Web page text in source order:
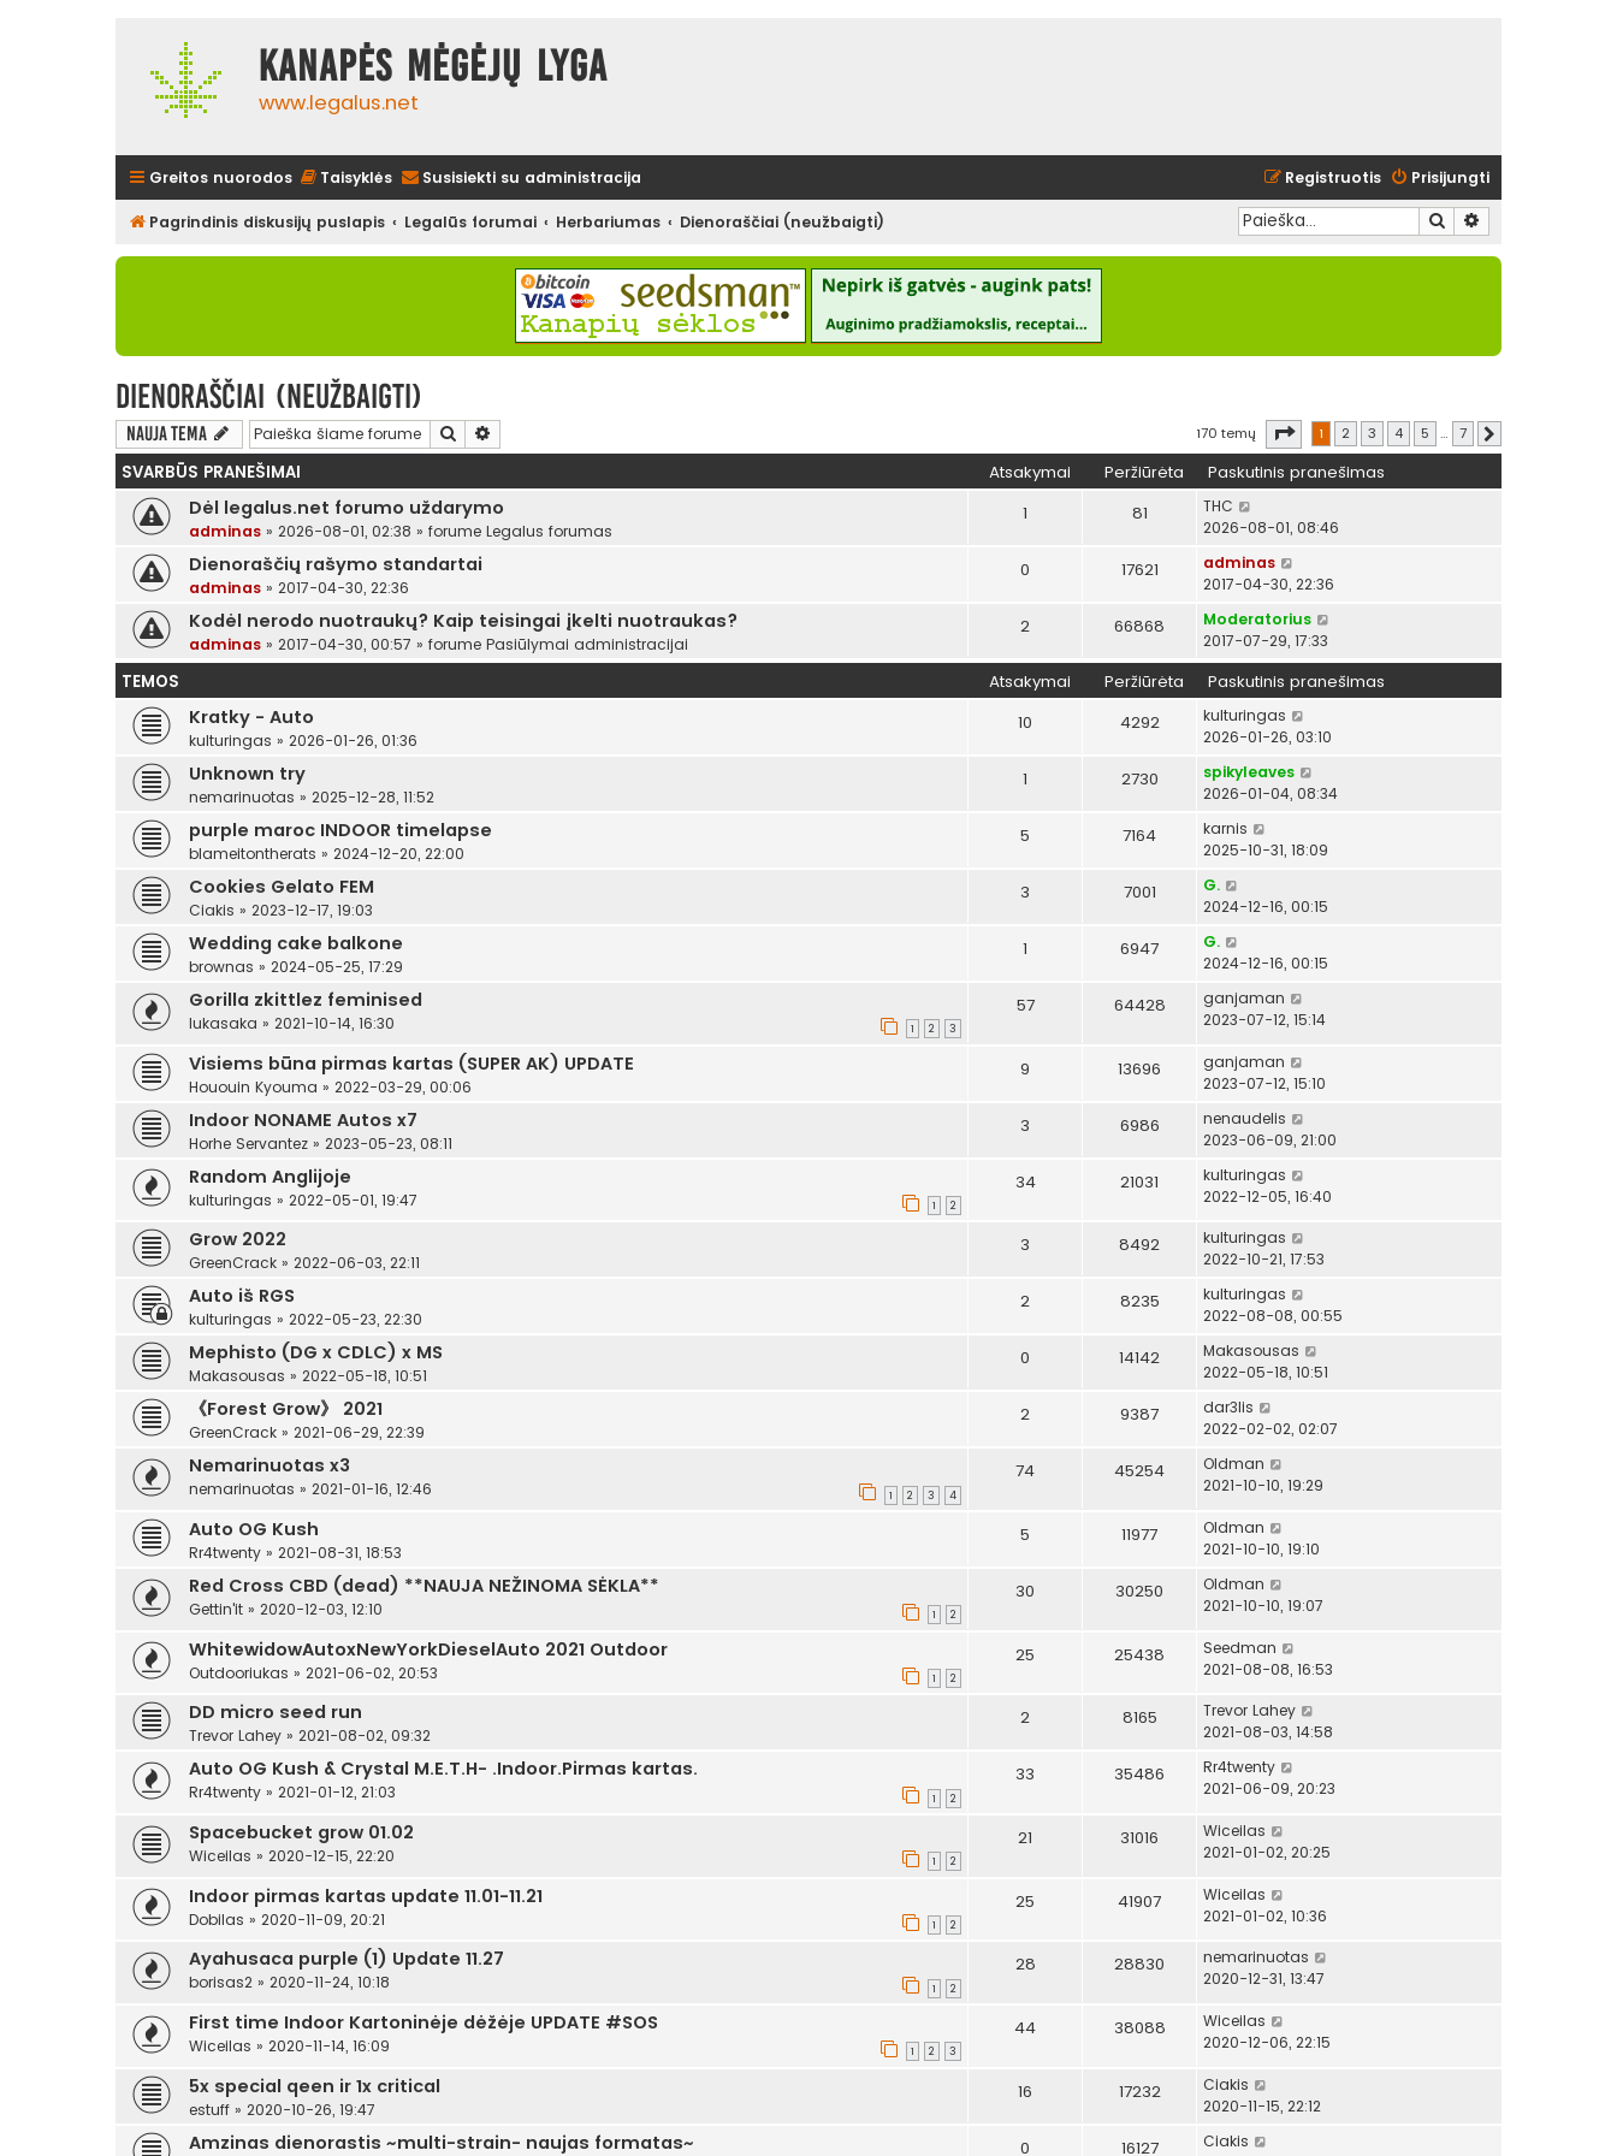
Kanapės mėgėjų lyga
www.legalus.net
Greitos nuorodos Taisyklės Susisiekti su administracija Prisijungti
Registruotis
Pagrindinis diskusijų puslapis Legalūs forumai Herbariumas Dienoraščiai (neužbaigti) Ieškoti
Dienoraščiai (neužbaigti)
Nauja tema Ieškoti 170 temų Puslapis iš
1 2 3 4 5 … 7
SVARBŪS PRANEŠIMAI Atsakymai Peržiūrėta Paskutinis pranešimas
Dėl legalus.net forumo uždarymo
adminas » 2026-08-01, 02:38 » forume Legalus forumas
1 81
THC
2026-08-01, 08:46
Dienoraščių rašymo standartai
adminas » 2017-04-30, 22:36
0 17621
adminas
2017-04-30, 22:36
Kodėl nerodo nuotraukų? Kaip teisingai įkelti nuotraukas?
adminas » 2017-04-30, 00:57 » forume Pasiūlymai administracijai
2 66868
Moderatorius
2017-07-29, 17:33
TEMOS Atsakymai Peržiūrėta Paskutinis pranešimas
Kratky - Auto
kulturingas » 2026-01-26, 01:36
10 4292
kulturingas
2026-01-26, 03:10
Unknown try
nemarinuotas » 2025-12-28, 11:52
1 2730
spikyleaves
2026-01-04, 08:34
purple maroc INDOOR timelapse
blameitontherats » 2024-12-20, 22:00
5 7164
karnis
2025-10-31, 18:09
Cookies Gelato FEM
Ciakis » 2023-12-17, 19:03
3 7001
G.
2024-12-16, 00:15
Wedding cake balkone
brownas » 2024-05-25, 17:29
1 6947
G.
2024-12-16, 00:15
Gorilla zkittlez feminised
lukasaka » 2021-10-14, 16:30 1 2 3
57 64428
ganjaman
2023-07-12, 15:14
Visiems būna pirmas kartas (SUPER AK) UPDATE
Hououin Kyouma » 2022-03-29, 00:06
9 13696
ganjaman
2023-07-12, 15:10
Indoor NONAME Autos x7
Horhe Servantez » 2023-05-23, 08:11
3 6986
nenaudelis
2023-06-09, 21:00
Random Anglijoje
kulturingas » 2022-05-01, 19:47 1 2
34 21031
kulturingas
2022-12-05, 16:40
Grow 2022
GreenCrack » 2022-06-03, 22:11
3 8492
kulturingas
2022-10-21, 17:53
Auto iš RGS
kulturingas » 2022-05-23, 22:30
2 8235
kulturingas
2022-08-08, 00:55
Mephisto (DG x CDLC) x MS
Makasousas » 2022-05-18, 10:51
0 14142
Makasousas
2022-05-18, 10:51
《Forest Grow》 2021
GreenCrack » 2021-06-29, 22:39
2 9387
dar3lis
2022-02-02, 02:07
Nemarinuotas x3
nemarinuotas » 2021-01-16, 12:46 1 2 3 4
74 45254
Oldman
2021-10-10, 19:29
Auto OG Kush
Rr4twenty » 2021-08-31, 18:53
5 11977
Oldman
2021-10-10, 19:10
Red Cross CBD (dead) **NAUJA NEŽINOMA SĖKLA**
Gettin'it » 2020-12-03, 12:10 1 2
30 30250
Oldman
2021-10-10, 19:07
WhitewidowAutoxNewYorkDieselAuto 2021 Outdoor
Outdooriukas » 2021-06-02, 20:53 1 2
25 25438
Seedman
2021-08-08, 16:53
DD micro seed run
Trevor Lahey » 2021-08-02, 09:32
2 8165
Trevor Lahey
2021-08-03, 14:58
Auto OG Kush & Crystal M.E.T.H- .Indoor.Pirmas kartas.
Rr4twenty » 2021-01-12, 21:03 1 2
33 35486
Rr4twenty
2021-06-09, 20:23
Spacebucket grow 01.02
Wiceilas » 2020-12-15, 22:20 1 2
21 31016
Wiceilas
2021-01-02, 20:25
Indoor pirmas kartas update 11.01-11.21
Dobilas » 2020-11-09, 20:21 1 2
25 41907
Wiceilas
2021-01-02, 10:36
Ayahusaca purple (1) Update 11.27
borisas2 » 2020-11-24, 10:18 1 2
28 28830
nemarinuotas
2020-12-31, 13:47
First time Indoor Kartoninėje dėžėje UPDATE #SOS
Wiceilas » 2020-11-14, 16:09 1 2 3
44 38088
Wiceilas
2020-12-06, 22:15
5x special qeen ir 1x critical
estuff » 2020-10-26, 19:47
16 17232
Ciakis
2020-11-15, 22:12
Amzinas dienorastis ~multi-strain- naujas formatas~ 0 16127
Ciakis